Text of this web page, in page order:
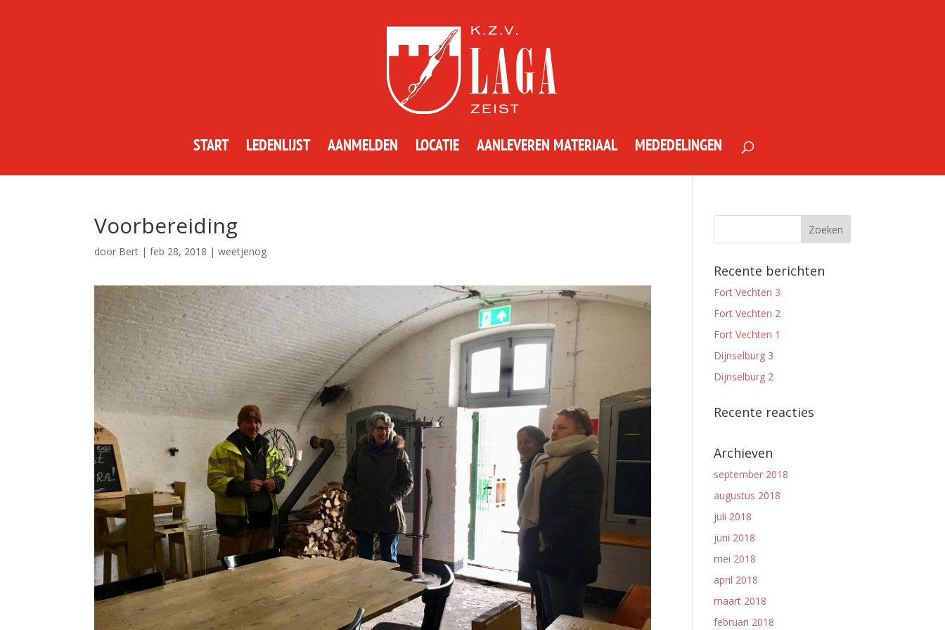
START LEDENLIJST AANMELDEN LOCATIE AANLEVEREN MATERIAAL MEDEDELINGEN
Voorbereiding
door Bert |feb 28, 2018 |weetjenog
Recente berichten
Fort Vechten 3
Fort Vechten 2
Fort Vechten 1
Dijnselburg 3
Dijnselburg 2
Recente reacties
Archieven
september 2018
augustus 2018
juli 2018
juni 2018
mei 2018
april 2018
maart 2018
februari 2018